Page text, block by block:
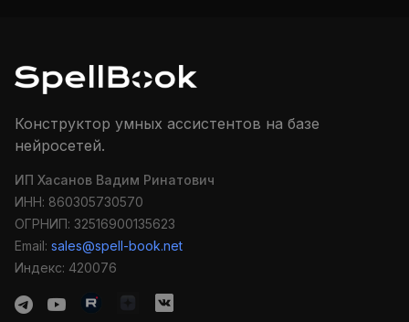
И тогда улицы снова засветятся.
И ты не похудеешь. Ты вспомнишь себя.
Готов выйти на прогулку?
Конструктор умных ассистентов на базе
нейросетей.
ИП Хасанов Вадим Ринатович
ИНН: 860305730570
ОГРНИП: 32516900135623
Email: sales@spell-book.net
Индекс: 420076